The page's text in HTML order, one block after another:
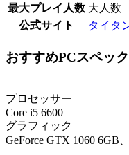
最大プレイ人数 大人数
公式サイト
タイタ
おすすめPCスペック
プロセッサー
Core i5 6600
グラフィック
GeForce GTX 1060 6GB